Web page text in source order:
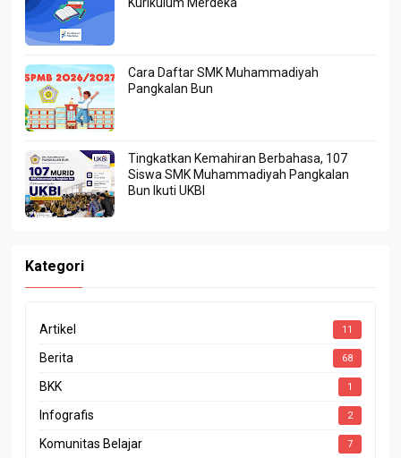
Cara Daftar SMK Muhammadiyah
Pangkalan Bun
Tingkatkan Kemahiran Berbahasa, 107
Siswa SMK Muhammadiyah Pangkalan
Bun Ikuti UKBI
Kategori
Artikel 11
Berita 68
BKK 1
Infografis 2
Komunitas Belajar 7